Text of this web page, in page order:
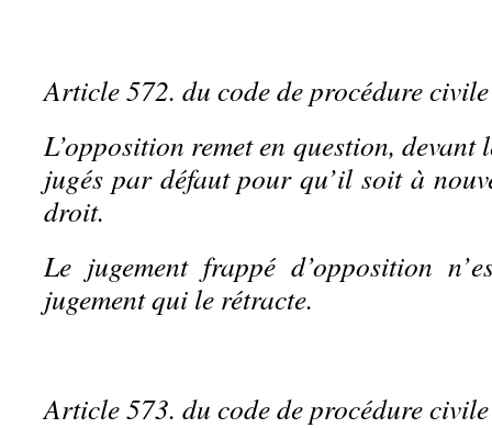
Article 572. du code de procédure civile
L’opposition remet en question, devant
jugés par défaut pour qu’il soit à
droit.
Le jugement frappé d’opposition
jugement qui le rétracte.
Article 573. du code de procédure civile